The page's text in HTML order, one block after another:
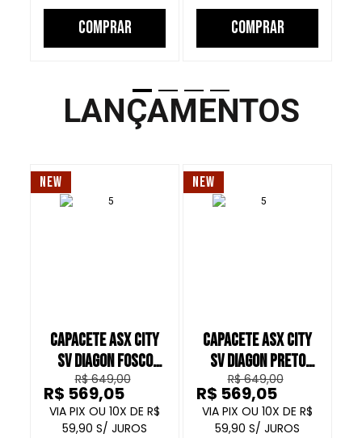
COMPRAR COMPRAR
LANÇAMENTOS
NEW
CAPACETE ASX CITY
SV DIAGON FOSCO
CINZA ROSA ROXO
R$ 649,00
10
R$
59,90
R$ 569,05
NEW
CAPACETE ASX CITY
SV DIAGON PRETO
BRILHO VERMELHO
GRAFITE
R$ 649,00
10
R$
59,90
R$ 569,05